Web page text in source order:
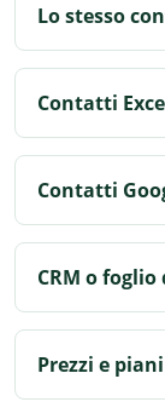
Lo stesso
Contatti
Contatti
CRM o
Prezzi e piani